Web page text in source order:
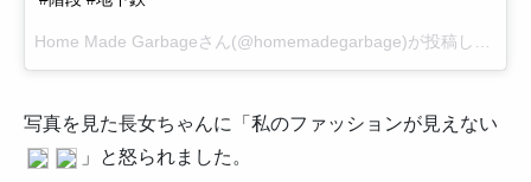
写真を見た長女ちゃんに「私のファッションが見えない
」と怒られました。